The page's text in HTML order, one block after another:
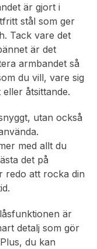
är gjort i
stål som ger
Tack vare det
är det
armbandet så
du vill, vare sig
åtsittande.
utan också
med allt du
det på
redo att rocka din
är
detalj som gör
du kan